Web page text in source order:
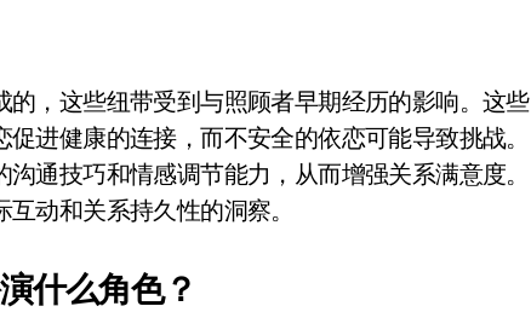
，这些纽带受到与照顾者早期经历的影响。这些
进健康的连接，而不安全的依恋可能导致挑战。
通技巧和情感调节能力，从而增强关系满意度。
动和关系持久性的洞察。
什么角色？